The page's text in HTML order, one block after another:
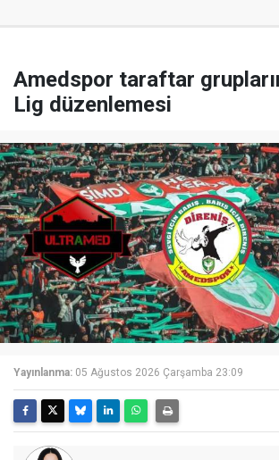
Amedspor taraftar
Lig düzenlemesi
Yayınlanma: 05 Ağustos 2026 Çarşamba 23:09